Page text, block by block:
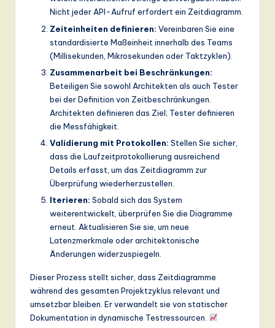
Nicht jeder API-Aufruf erfordert ein Zeitdiagramm.
Zeiteinheiten definieren: Vereinbaren Sie eine
standardisierte Maßeinheit innerhalb des Teams
(Millisekunden, Mikrosekunden oder Taktzyklen).
Zusammenarbeit bei Beschränkungen:
Beteiligen Sie sowohl Architekten als auch Tester
bei der Definition von Zeitbeschränkungen.
Architekten definieren das Ziel; Tester definieren
die Messfähigkeit.
Validierung mit Protokollen: Stellen Sie sicher,
dass die Laufzeitprotokollierung ausreichend
Details erfasst, um das Zeitdiagramm zur
Überprüfung wiederherzustellen.
Iterieren: Sobald sich das System
weiterentwickelt, überprüfen Sie die Diagramme
erneut. Aktualisieren Sie sie, um neue
Latenzmerkmale oder architektonische
Änderungen widerzuspiegeln.
Dieser Prozess stellt sicher, dass Zeitdiagramme
während des gesamten Projektzyklus relevant und
umsetzbar bleiben. Er verwandelt sie von statischer
Dokumentation in dynamische Testressourcen.